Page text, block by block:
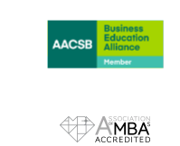
IMAGE